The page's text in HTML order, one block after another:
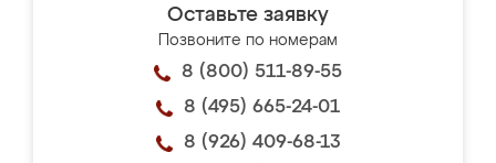
Оставьте заявку
Позвоните по номерам
8 (800) 511-89-55
8 (495) 665-24-01
8 (926) 409-68-13